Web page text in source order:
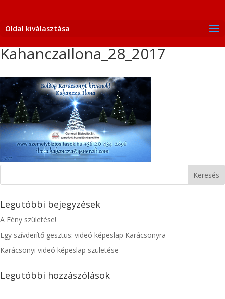
Oldal kiválasztása
KahanczaIlona_28_2017
Legutóbbi bejegyzések
A Fény születése!
Egy szívderítő gesztus: videó képeslap Karácsonyra
Karácsonyi videó képeslap születése
Legutóbbi hozzászólások